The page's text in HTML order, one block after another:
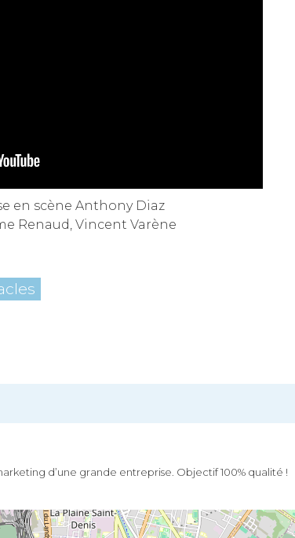
en scène Anthony Diaz
Renaud, Vincent Varène
d’une grande entreprise. Objectif 100% qualité !